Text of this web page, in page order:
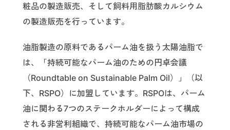
粧品の製造販売、そして飼料用脂肪酸カルシウム
の製造販売を行っています。
油脂製造の原料であるパーム油を扱う太陽油脂で
は、「持続可能なパーム油のための円卓会議
（Roundtable on Sustainable Palm Oil）」（以
下、RSPO）に加盟しています。RSPOは、パーム
油に関わる7つのステークホルダーによって構成
される非営利組織で、持続可能なパーム油市場の